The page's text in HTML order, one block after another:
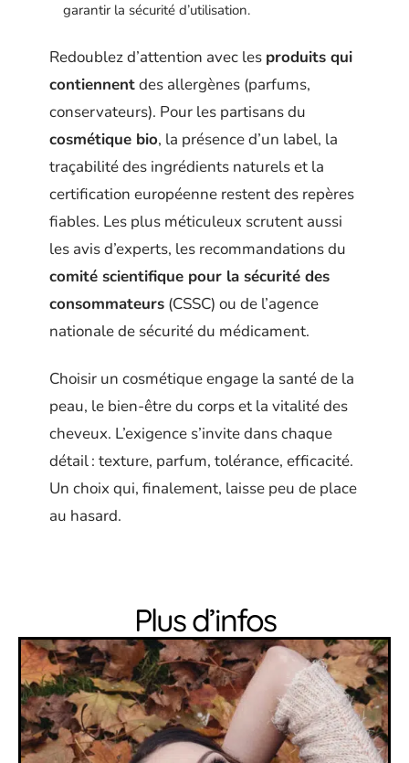
garantir la sécurité d’utilisation.
Redoublez d’attention avec les produits qui
contiennentdes allergènes (parfums,
conservateurs). Pour les partisans du
cosmétique bio, la présence d’un label, la
traçabilité des ingrédients naturels et la
certification européenne restent des repères
fiables. Les plus méticuleux scrutent aussi
les avis d’experts, les recommandations du
comité scientifique pour la sécurité des
consommateurs (CSSC) ou de l’agence
nationale de sécurité du médicament.
Choisir un cosmétique engage la santé de la
peau, le bien-être du corps et la vitalité des
cheveux. L’exigence s’invite dans chaque
détail : texture, parfum, tolérance, efficacité.
Un choix qui, finalement, laisse peu de place
au hasard.
Plus d’infos